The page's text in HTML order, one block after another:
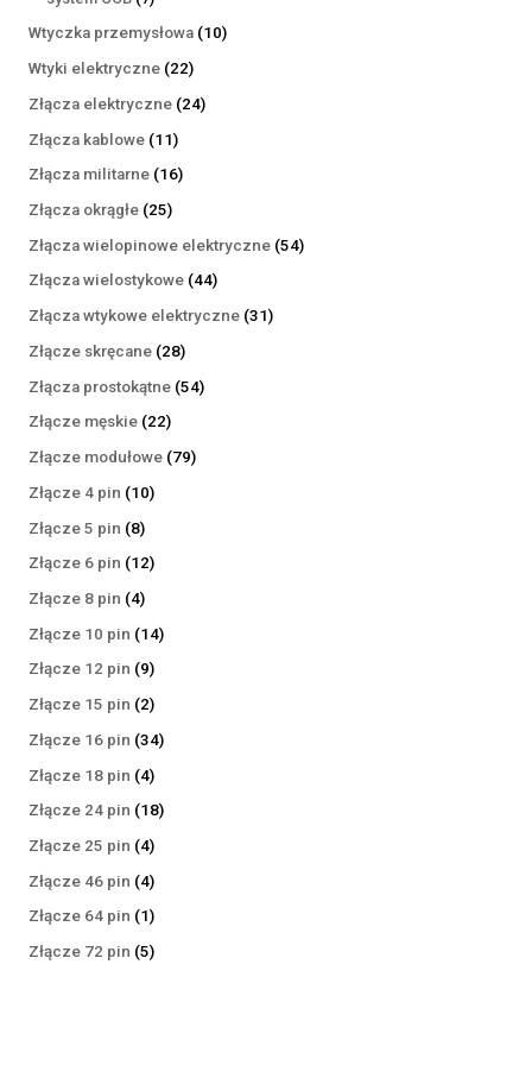
produktów
Wtyczka przemysłowa 1010
Wtyki elektryczne 2222
produkty
Złącza elektryczne 2424
Złącza kablowe 1111
produktów
Złącza militarne 1616
Złącza okrągłe 2525
produktów
Złącza wielopinowe elektryczne 5454
Złącza wielostykowe 4444
produkty
Złącza wtykowe elektryczne 3131
Złącze skręcane 2828
produktów
Złącza prostokątne 5454
Złącze męskie 2222
produkty
Złącze modułowe 7979
Złącze 4 pin 1010
Złącze 5 pin 88
produktów
Złącze 6 pin 1212
Złącze 8 pin 44
produkty
Złącze 10 pin 1414
Złącze 12 pin 99
produktów
Złącze 15 pin 22
produkty
Złącze 16 pin 3434
Złącze 18 pin 44
produkty
Złącze 24 pin 1818
Złącze 25 pin 44
produkty
Złącze 46 pin 44
produkty
Złącze 64 pin 11
produkt
Złącze 72 pin 55